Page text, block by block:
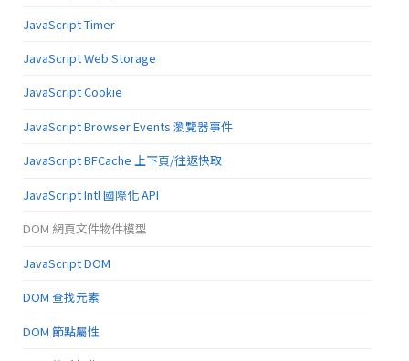
JavaScript Timer
JavaScript Web Storage
JavaScript Cookie
JavaScript Browser Events 瀏覽器事件
JavaScript BFCache 上下頁/往返快取
JavaScript Intl 國際化 API
DOM 網頁文件物件模型
JavaScript DOM
DOM 查找元素
DOM 節點屬性